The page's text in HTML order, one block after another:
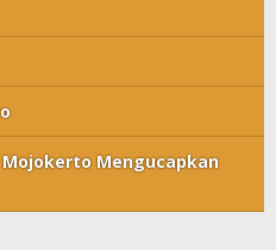
Mengucapkan